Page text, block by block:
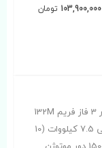
103,900,000 تومان
الکتروموتور 3 فاز فریم 132M
آلومینیومی 7.5 کیلووات (10